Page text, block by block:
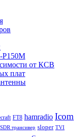
P150M
от КСВ
плат
FT8 hamradio Icom
SDR трансивер sloper TVI